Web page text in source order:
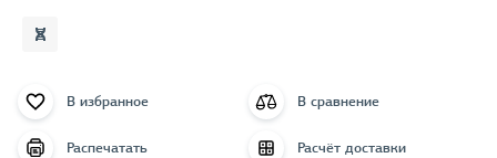
В избранное В сравнение
Распечатать Расчёт доставки